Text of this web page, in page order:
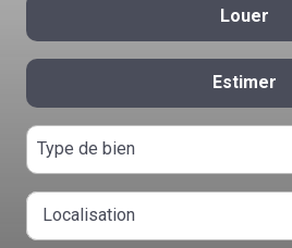
contact
Louer
Estimer
Type de bien